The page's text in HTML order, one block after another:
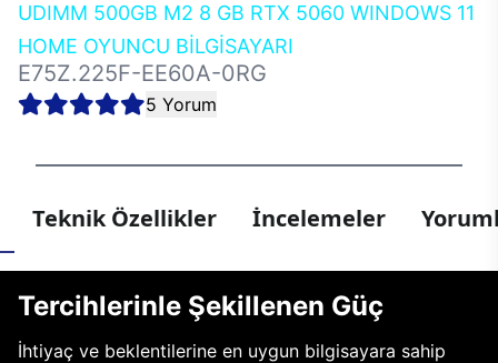
UDIMM 500GB M2 8 GB RTX 5060 WINDOWS 11
HOME OYUNCU BİLGİSAYARI
E75Z.225F-EE60A-0RG
5 Yorum
Teknik Özellikler İncelemeler
Tercihlerinle Şekillenen Güç
İhtiyaç ve beklentilerine en uygun bilgisayara sahip